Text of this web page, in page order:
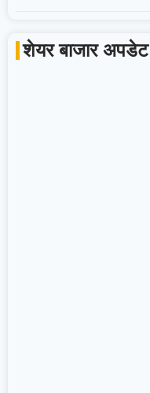
शेयर बाजार अपडेट